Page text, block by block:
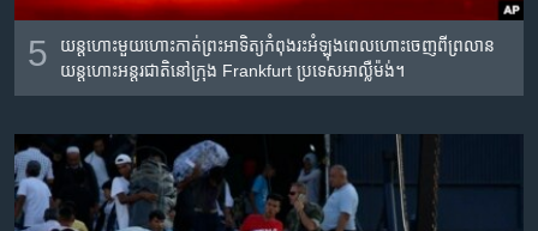
5
យន្តហោះមួយហោះកាត់ព្រះអាទិត្យកំពុងរះអំឡុងពេលហោះចេញពីព្រលាន
យន្តហោះអន្តរជាតិនៅក្រុង Frankfurt ប្រទេសអាល្លឺម៉ង់។